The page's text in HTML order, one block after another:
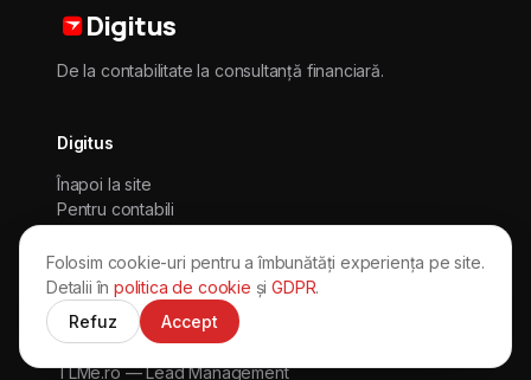
Digitus
De la contabilitate la consultanță financiară.
Digitus
Înapoi la site
Pentru contabili
Contact
Alte soluții
TLMe.ro — Lead Management
Folosim cookie-uri pentru a îmbunătăți experiența pe site.
Detalii înpolitica de cookie șiGDPR.
Refuz
Accept